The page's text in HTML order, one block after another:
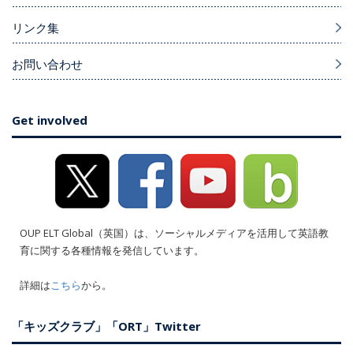
リンク集
お問い合わせ
Get involved
OUP ELT Global（英国）は、ソーシャルメディアを活用して英語教
育に関する各種情報を発信しています。
詳細はこちらから。
「キッズクラブ」「ORT」Twitter